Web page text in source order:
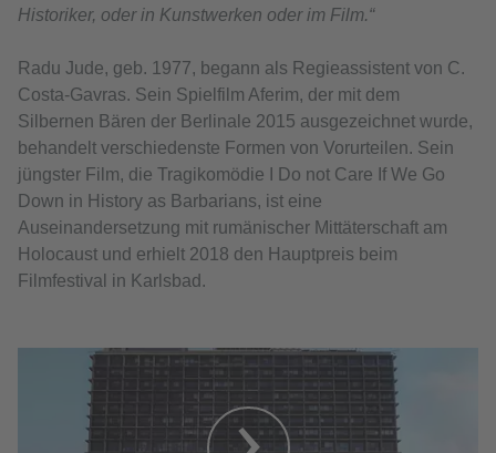
Historiker, oder in Kunstwerken oder im Film.“
Radu Jude, geb. 1977, begann als Regieassistent von C.
Costa-Gavras. Sein Spielfilm Aferim, der mit dem
Silbernen Bären der Berlinale 2015 ausgezeichnet wurde,
behandelt verschiedenste Formen von Vorurteilen. Sein
jüngster Film, die Tragikomödie I Do not Care If We Go
Down in History as Barbarians, ist eine
Auseinandersetzung mit rumänischer Mittäterschaft am
Holocaust und erhielt 2018 den Hauptpreis beim
Filmfestival in Karlsbad.